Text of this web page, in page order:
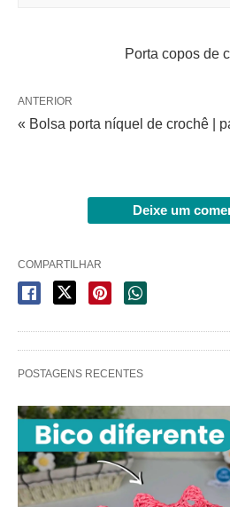
Porta copos de
ANTERIOR
« Bolsa porta níquel de crochê |
Deixe um
COMPARTILHAR
POSTAGENS RECENTES